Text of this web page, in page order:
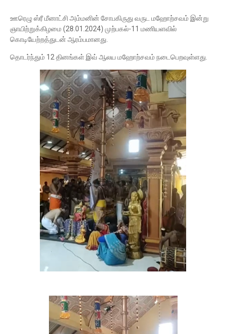
ஊரெழு ஸ்ரீ மீனாட்சி அம்மனின் சோபகிருது வருட மஹோற்சவம் இன்று
ஞாயிற்றுக்கிழமை (28.01.2024) முற்பகல்-11 மணியளவில்
கொடியேற்றத்துடன் ஆரம்பமானது.
தொடர்ந்தும் 12 தினங்கள் இவ் ஆலய மஹோற்சவம் நடைபெறவுள்ளது.